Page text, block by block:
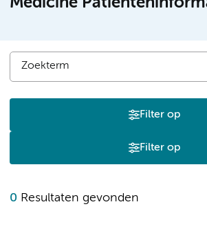
Filter op
Filter op
0 Resultaten gevonden